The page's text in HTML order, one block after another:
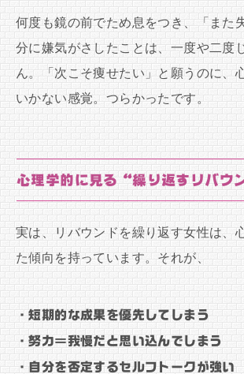
何度も鏡の前でため息をつき、「また
分に嫌気がさしたことは、一度や二度
ん。「次こそ痩せたい」と願うのに、
いかない感覚。つらかったです。
心理学的に見る“繰り返すリバウ
実は、リバウンドを繰り返す女性は、
た傾向を持っています。それが、
・短期的な成果を優先してしまう
・努力＝我慢だと思い込んでしまう
・自分を否定するセルフトークが強い